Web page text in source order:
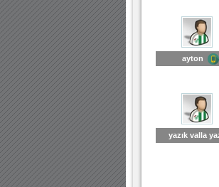
ayton
yazık valla